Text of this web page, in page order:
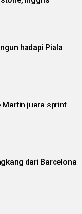
hadapi Piala
Martin juara sprint
dari Barcelona